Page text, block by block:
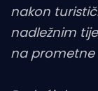
nakon
nadležnim
na prometne